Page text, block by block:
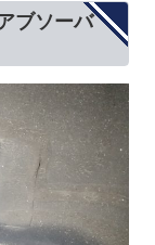
ブソーバ